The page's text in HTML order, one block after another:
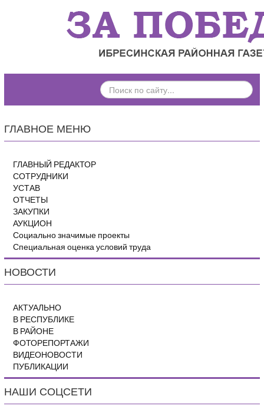
ПОИСК
ПО
ГЛАВНОЕ МЕНЮ
ГЛАВНЫЙ РЕДАКТОР
СОТРУДНИКИ
УСТАВ
ОТЧЕТЫ
ЗАКУПКИ
АУКЦИОН
Социально значимые проекты
Специальная оценка условий труда
НОВОСТИ
АКТУАЛЬНО
В РЕСПУБЛИКЕ
В РАЙОНЕ
ФОТОРЕПОРТАЖИ
ВИДЕОНОВОСТИ
ПУБЛИКАЦИИ
НАШИ СОЦСЕТИ